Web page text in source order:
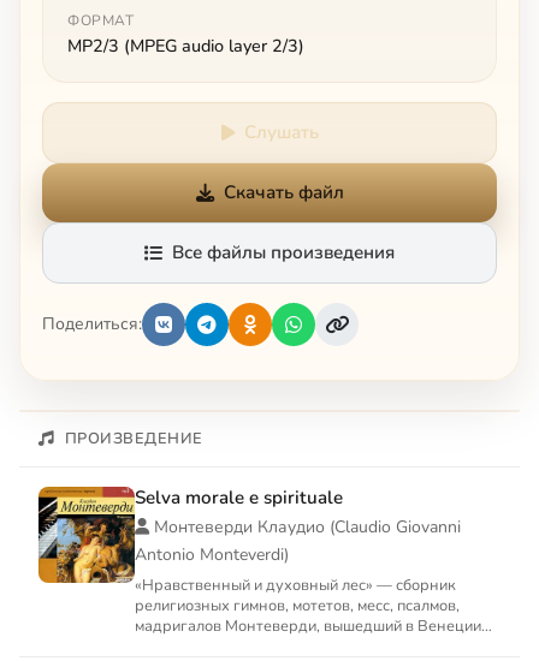
ФОРМАТ
MP2/3 (MPEG audio layer 2/3)
Слушать
Скачать файл
Все файлы произведения
Поделиться:
ПРОИЗВЕДЕНИЕ
Selva morale e spirituale
Монтеверди Клаудио (Claudio Giovanni
Antonio Monteverdi)
«Нравственный и духовный лес» — сборник
религиозных гимнов, мотетов, месс, псалмов,
мадригалов Монтеверди, вышедший в Венеции